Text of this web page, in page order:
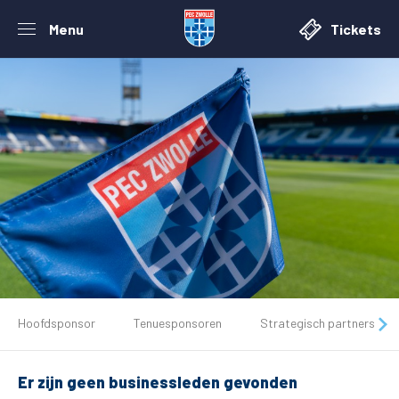
Menu Tickets
Tickets
Matchdays
Hoofdsponsor Tenuesponsoren Strategisch partners
Er zijn geen businessleden gevonden